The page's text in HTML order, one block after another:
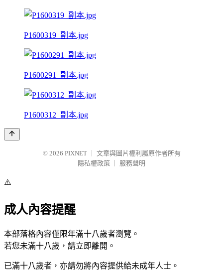
P1600319_副本.jpg
P1600291_副本.jpg
P1600312_副本.jpg
© 2026 PIXNET
文章與圖片權利屬原作者所有
隱私權政策
服務聲明
⚠️
成人內容提醒
本部落格內容僅限年滿十八歲者瀏覽。
若您未滿十八歲，請立即離開。
已滿十八歲者，亦請勿將內容提供給未成年人士。